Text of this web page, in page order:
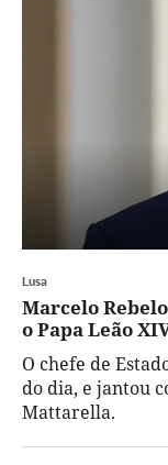
Lusa
Marcelo
o Papa Leão
O chefe de
do dia, e jantou
Mattarella.